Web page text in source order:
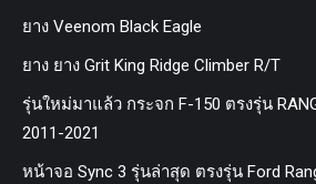
ยาง Veenom Black Eagle
ยาง ยาง Grit King Ridge Climber R/T
รุ่นใหม่มาแล้ว กระจก F-150 ตรงรุ่น
2011-2021
หน้าจอ Sync 3 รุ่นล่าสุด ตรงรุ่น Ford